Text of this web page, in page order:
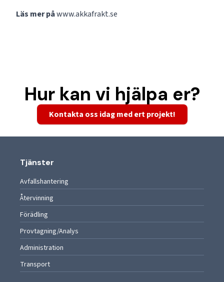
Läs mer påwww.akkafrakt.se
Hur kan vi hjälpa er?
Kontakta oss idag med ert projekt!
Tjänster
Avfallshantering
Återvinning
Förädling
Provtagning/Analys
Administration
Transport